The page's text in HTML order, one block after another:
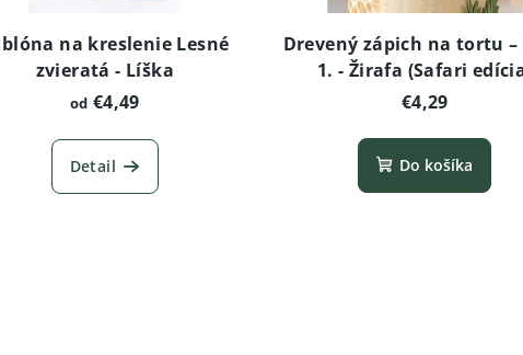
na kreslenie Lesné
zvieratá - Líška
od €4,49
Detail
Drevený zápich na tortu –
1. - Žirafa (Safari
€4,29
Do košíka